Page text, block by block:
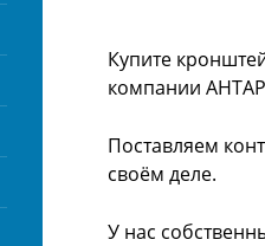
Купите
компании
Поставляем
своём деле.
У нас